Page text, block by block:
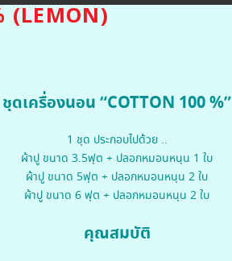
(LEMON)
ชุดเครื่องนอน “COTTON 100 %”
1 ชุด ประกอบไปด้วย ..
ผ้าปู ขนาด 3.5ฟุต + ปลอกหมอนหนุน 1 ใบ
ผ้าปู ขนาด 5ฟุต + ปลอกหมอนหนุน 2 ใบ
ผ้าปู ขนาด 6 ฟุต + ปลอกหมอนหนุน 2 ใบ
คุณสมบัติ